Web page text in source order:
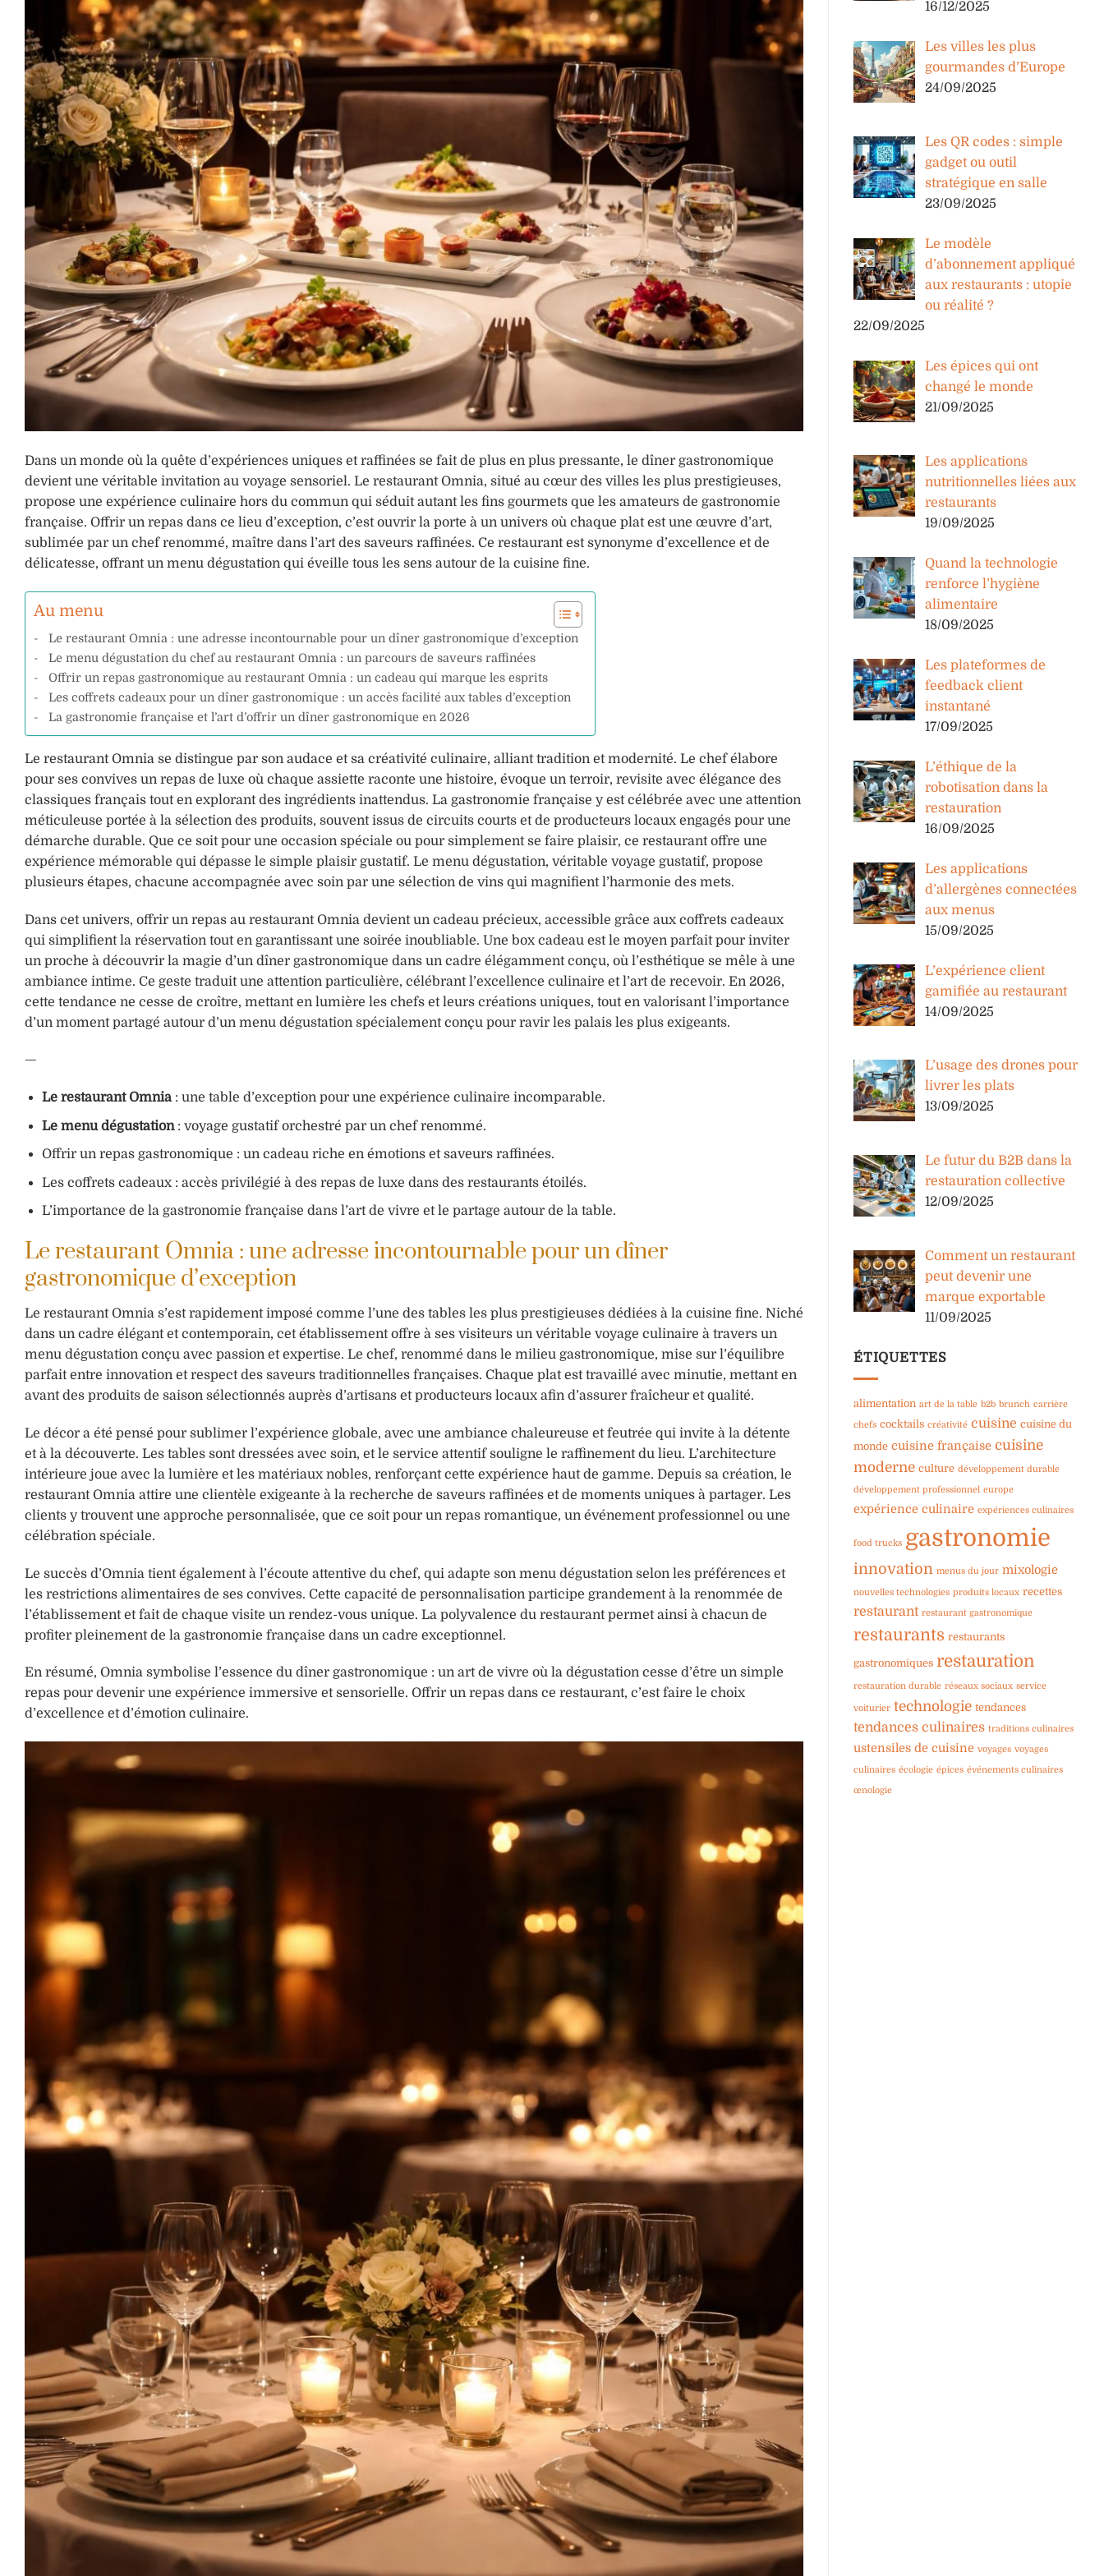
Dans un monde où la quête d’expériences uniques et raffinées se fait de plus en plus pressante, le dîner gastronomique
devient une véritable invitation au voyage sensoriel. Le restaurant Omnia, situé au cœur des villes les plus prestigieuses,
propose une expérience culinaire hors du commun qui séduit autant les fins gourmets que les amateurs de gastronomie
française. Offrir un repas dans ce lieu d’exception, c’est ouvrir la porte à un univers où chaque plat est une œuvre d’art,
sublimée par un chef renommé, maître dans l’art des saveurs raffinées. Ce restaurant est synonyme d’excellence et de
délicatesse, offrant un menu dégustation qui éveille tous les sens autour de la cuisine fine.
Au menu
Le restaurant Omnia : une adresse incontournable pour un dîner gastronomique d’exception
Le menu dégustation du chef au restaurant Omnia : un parcours de saveurs raffinées
Offrir un repas gastronomique au restaurant Omnia : un cadeau qui marque les esprits
Les coffrets cadeaux pour un dîner gastronomique : un accès facilité aux tables d’exception
La gastronomie française et l’art d’offrir un dîner gastronomique en 2026
Le restaurant Omnia se distingue par son audace et sa créativité culinaire, alliant tradition et modernité. Le chef élabore
pour ses convives un repas de luxe où chaque assiette raconte une histoire, évoque un terroir, revisite avec élégance des
classiques français tout en explorant des ingrédients inattendus. La gastronomie française y est célébrée avec une attention
méticuleuse portée à la sélection des produits, souvent issus de circuits courts et de producteurs locaux engagés pour une
démarche durable. Que ce soit pour une occasion spéciale ou pour simplement se faire plaisir, ce restaurant offre une
expérience mémorable qui dépasse le simple plaisir gustatif. Le menu dégustation, véritable voyage gustatif, propose
plusieurs étapes, chacune accompagnée avec soin par une sélection de vins qui magnifient l’harmonie des mets.
Dans cet univers, offrir un repas au restaurant Omnia devient un cadeau précieux, accessible grâce aux coffrets cadeaux
qui simplifient la réservation tout en garantissant une soirée inoubliable. Une box cadeau est le moyen parfait pour inviter
un proche à découvrir la magie d’un dîner gastronomique dans un cadre élégamment conçu, où l’esthétique se mêle à une
ambiance intime. Ce geste traduit une attention particulière, célébrant l’excellence culinaire et l’art de recevoir. En 2026,
cette tendance ne cesse de croître, mettant en lumière les chefs et leurs créations uniques, tout en valorisant l’importance
d’un moment partagé autour d’un menu dégustation spécialement conçu pour ravir les palais les plus exigeants.
—
Le restaurant Omnia: une table d’exception pour une expérience culinaire incomparable.
Le menu dégustation: voyage gustatif orchestré par un chef renommé.
Offrir un repas gastronomique : un cadeau riche en émotions et saveurs raffinées.
Les coffrets cadeaux : accès privilégié à des repas de luxe dans des restaurants étoilés.
L’importance de la gastronomie française dans l’art de vivre et le partage autour de la table.
Le restaurant Omnia : une adresse incontournable pour un dîner
gastronomique d’exception
Le restaurant Omnia s’est rapidement imposé comme l’une des tables les plus prestigieuses dédiées à la cuisine fine. Niché
dans un cadre élégant et contemporain, cet établissement offre à ses visiteurs un véritable voyage culinaire à travers un
menu dégustation conçu avec passion et expertise. Le chef, renommé dans le milieu gastronomique, mise sur l’équilibre
parfait entre innovation et respect des saveurs traditionnelles françaises. Chaque plat est travaillé avec minutie, mettant en
avant des produits de saison sélectionnés auprès d’artisans et producteurs locaux afin d’assurer fraîcheur et qualité.
Le décor a été pensé pour sublimer l’expérience globale, avec une ambiance chaleureuse et feutrée qui invite à la détente
et à la découverte. Les tables sont dressées avec soin, et le service attentif souligne le raffinement du lieu. L’architecture
intérieure joue avec la lumière et les matériaux nobles, renforçant cette expérience haut de gamme. Depuis sa création, le
restaurant Omnia attire une clientèle exigeante à la recherche de saveurs raffinées et de moments uniques à partager. Les
clients y trouvent une approche personnalisée, que ce soit pour un repas romantique, un événement professionnel ou une
célébration spéciale.
Le succès d’Omnia tient également à l’écoute attentive du chef, qui adapte son menu dégustation selon les préférences et
les restrictions alimentaires de ses convives. Cette capacité de personnalisation participe grandement à la renommée de
l’établissement et fait de chaque visite un rendez-vous unique. La polyvalence du restaurant permet ainsi à chacun de
profiter pleinement de la gastronomie française dans un cadre exceptionnel.
En résumé, Omnia symbolise l’essence du dîner gastronomique : un art de vivre où la dégustation cesse d’être un simple
repas pour devenir une expérience immersive et sensorielle. Offrir un repas dans ce restaurant, c’est faire le choix
d’excellence et d’émotion culinaire.
16/12/2025
Les villes les plus
gourmandes d’Europe
24/09/2025
Les QR codes : simple
gadget ou outil
stratégique en salle
23/09/2025
Le modèle
d’abonnement appliqué
aux restaurants : utopie
ou réalité ?
22/09/2025
Les épices qui ont
changé le monde
21/09/2025
Les applications
nutritionnelles liées aux
restaurants
19/09/2025
Quand la technologie
renforce l’hygiène
alimentaire
18/09/2025
Les plateformes de
feedback client
instantané
17/09/2025
L’éthique de la
robotisation dans la
restauration
16/09/2025
Les applications
d’allergènes connectées
aux menus
15/09/2025
L’expérience client
gamifiée au restaurant
14/09/2025
L’usage des drones pour
livrer les plats
13/09/2025
Le futur du B2B dans la
restauration collective
12/09/2025
Comment un restaurant
peut devenir une
marque exportable
11/09/2025
ÉTIQUETTES
alimentation art de la table b2b brunch carrière
chefs cocktails créativité cuisine cuisine du
monde cuisine française cuisine
moderne culture développement durable
développement professionnel europe
expérience culinaire expériences culinaires
food trucks gastronomie
innovation menus du jour mixologie
nouvelles technologies produits locaux recettes
restaurant restaurant gastronomique
restaurants restaurants
gastronomiques restauration
restauration durable réseaux sociaux service
voiturier technologie tendances
tendances culinaires traditions culinaires
ustensiles de cuisine voyages voyages
culinaires écologie épices événements culinaires
œnologie